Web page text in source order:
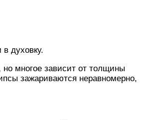
духовку.
но многое зависит от толщины
зажариваются неравномерно,